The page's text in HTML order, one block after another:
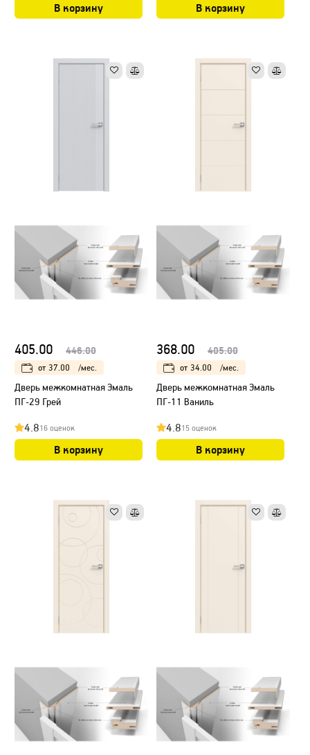
В корзину В корзину
405.00 446.00
от 37.00 /мес.
Дверь межкомнатная Эмаль
ПГ-29 Грей
4.816 оценок
В корзину
368.00 405.00
от 34.00 /мес.
Дверь межкомнатная Эмаль
ПГ-11 Ваниль
4.815 оценок
В корзину